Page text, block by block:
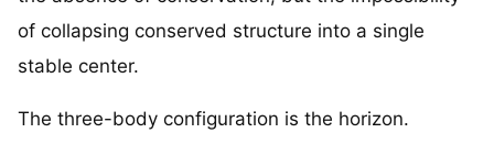
of collapsing conserved structure into a single
stable center.
The three-body configuration is the horizon.